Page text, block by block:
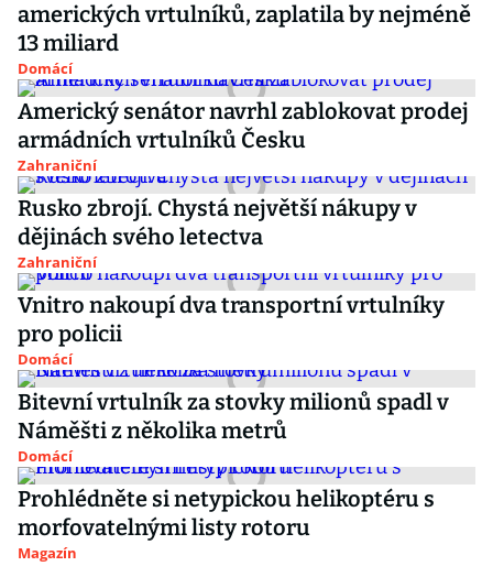
amerických vrtulníků, zaplatila by nejméně
13 miliard
Domácí
Americký senátor navrhl zablokovat prodej
armádních vrtulníků Česku
Zahraniční
Rusko zbrojí. Chystá největší nákupy v
dějinách svého letectva
Zahraniční
Vnitro nakoupí dva transportní vrtulníky
pro policii
Domácí
Bitevní vrtulník za stovky milionů spadl v
Náměšti z několika metrů
Domácí
Prohlédněte si netypickou helikoptéru s
morfovatelnými listy rotoru
Magazín